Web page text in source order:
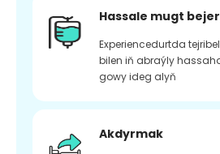
Hassale mugt
Experiencedurtda
bilen iň abraýly
gowy ideg alyň
Akdyrmak